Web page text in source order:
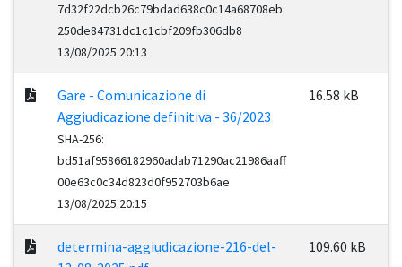
7d32f22dcb26c79bdad638c0c14a68708eb
250de84731dc1c1cbf209fb306db8
13/08/2025 20:13
Gare - Comunicazione di
Aggiudicazione definitiva - 36/2023
SHA-256:
bd51af95866182960adab71290ac21986aaff
00e63c0c34d823d0f952703b6ae
13/08/2025 20:15
16.58 kB
determina-aggiudicazione-216-del-
109.60 kB